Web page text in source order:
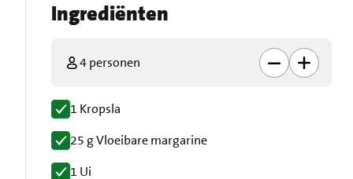
Ingrediënten
4 personen
1 Kropsla
25 g Vloeibare margarine
1 Ui